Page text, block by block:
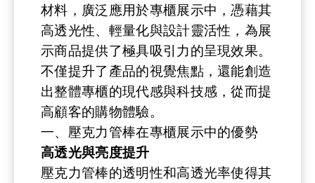
材料，廣泛應用於專櫃展示中，憑藉其
高透光性、輕量化與設計靈活性，為展
示商品提供了極具吸引力的呈現效果。
不僅提升了產品的視覺焦點，還能創造
出整體專櫃的現代感與科技感，從而提
高顧客的購物體驗。
一、壓克力管棒在專櫃展示中的優勢
高透光與亮度提升
壓克力管棒的透明性和高透光率使得其